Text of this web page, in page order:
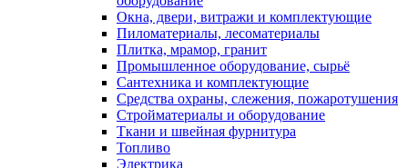
Окна, двери, витражи и комплектующие
Пиломатериалы, лесоматериалы
Плитка, мрамор, гранит
Промышленное оборудование, сырьё
Сантехника и комплектующие
Средства охраны, слежения, пожаротушения
Стройматериалы и оборудование
Ткани и швейная фурнитура
Топливо
Электрика